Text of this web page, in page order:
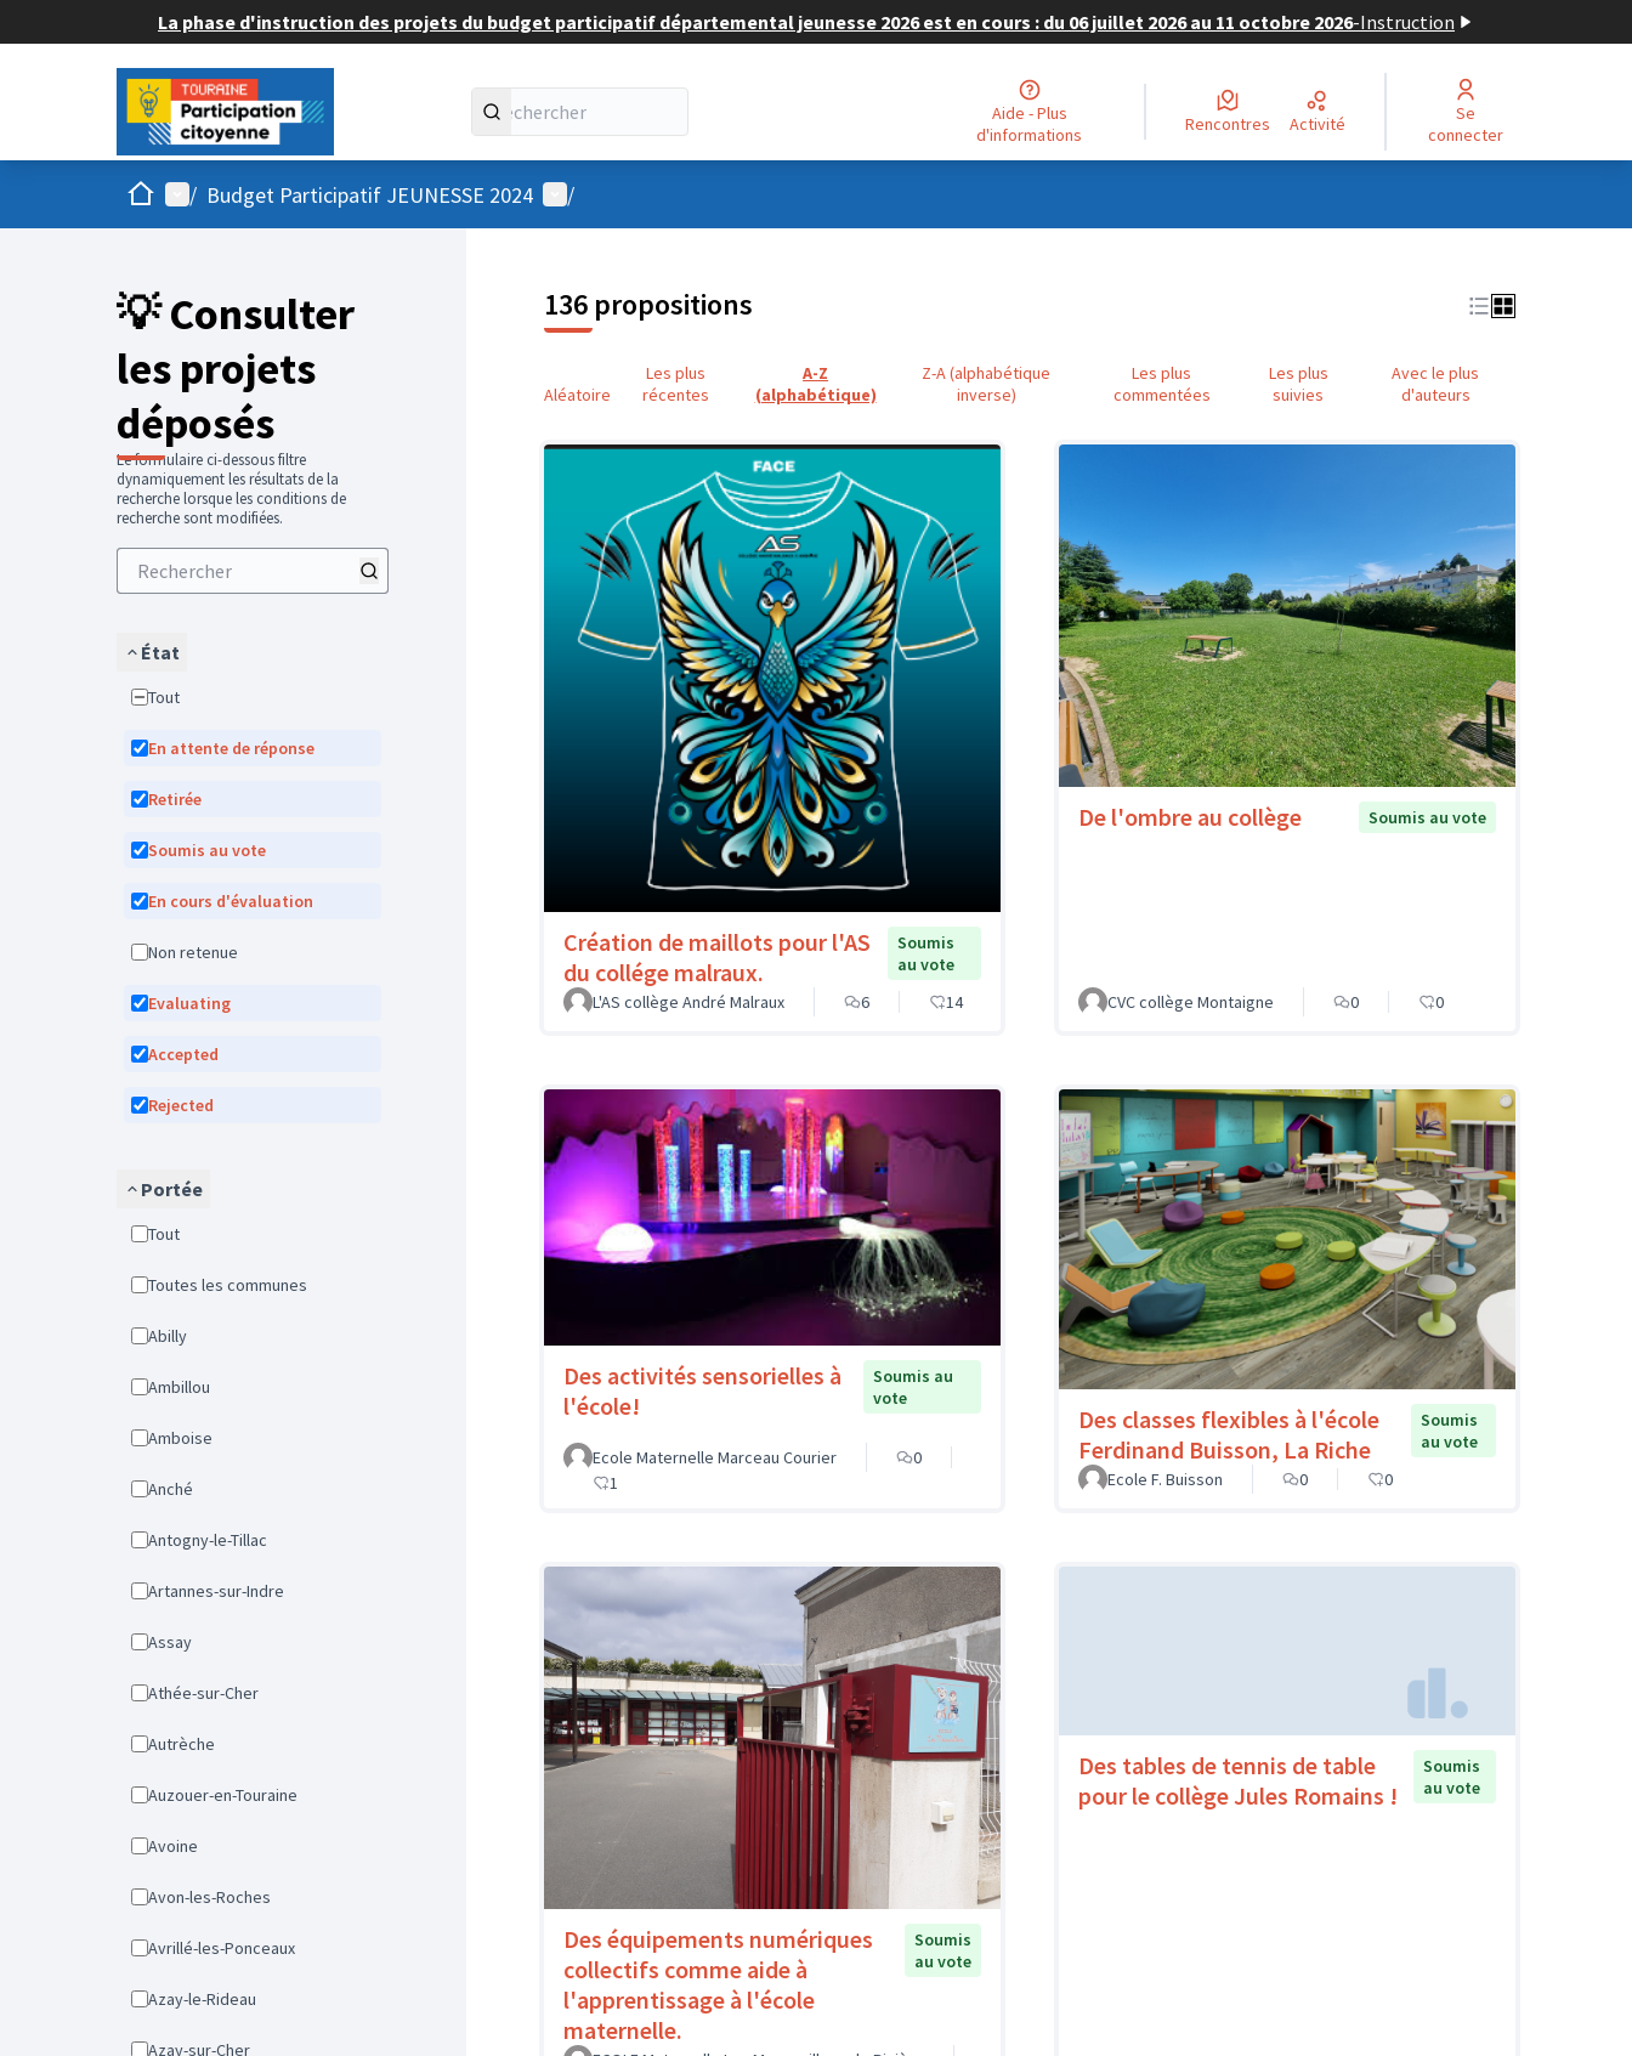
La phase d'instruction des projets du budget participatif départemental jeunesse 2026 est en cours : du 06 juillet 2026 au 11 octobre 2026-Instruction
Aide - Plus
d'informations
Rencontres Activité
Se
connecter
AccueilMenu principal
/ Budget Participatif JEUNESSE 2024 Menu utilisateur
/
💡 Consulter
les projets
déposés
Le formulaire ci-dessous filtre
dynamiquement les résultats de la
recherche lorsque les conditions de
recherche sont modifiées.
État
Tout
En attente de réponse
Retirée
Soumis au vote
En cours d'évaluation
Non retenue
Evaluating
Accepted
Rejected
Portée
Tout
Toutes les communes
Abilly
Ambillou
Amboise
Anché
Antogny-le-Tillac
Artannes-sur-Indre
Assay
Athée-sur-Cher
Autrèche
Auzouer-en-Touraine
Avoine
Avon-les-Roches
Avrillé-les-Ponceaux
Azay-le-Rideau
Azay-sur-Cher
136 propositions
Aléatoire
Les plus
récentes
A-Z
(alphabétique)
Z-A (alphabétique
inverse)
Les plus
commentées
Les plus
suivies
Avec le plus
d'auteurs
Création de maillots pour l'AS
du collége malraux.
Soumis
au vote
L'AS collège André Malraux
6 14
De l'ombre au collège Soumis au vote
CVC collège Montaigne 0 0
Des activités sensorielles à
l'école!
Soumis au
vote
Ecole Maternelle Marceau Courier
0
1
Des classes flexibles à l'école
Ferdinand Buisson, La Riche
Soumis
au vote
Ecole F. Buisson
0 0
Des équipements numériques
collectifs comme aide à
l'apprentissage à l'école
maternelle.
Soumis
au vote
Des tables de tennis de table
pour le collège Jules Romains !
Soumis
au vote